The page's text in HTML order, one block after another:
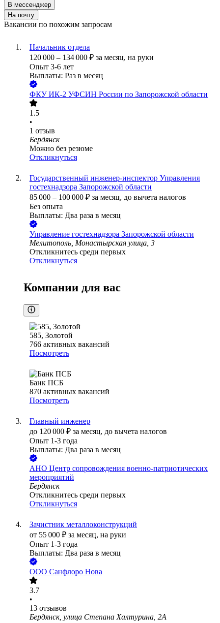
В мессенджер
На почту
Вакансии по похожим запросам
Начальник отдела
120 000 – 134 000 ₽ за месяц, на руки
Опыт 3-6 лет
Выплаты: Раз в месяц
ФКУ ИК-2 УФСИН России по Запорожской области
1.5
•
1 отзыв
Бердянск
Можно без резюме
Откликнуться
Государственный инженер-инспектор Управления
гостехнадзора Запорожской области
85 000 – 100 000 ₽ за месяц, до вычета налогов
Без опыта
Выплаты: Два раза в месяц
Управление гостехнадзора Запорожской области
Мелитополь, Монастырская улица, 3
Откликнитесь среди первых
Откликнуться
Компании для вас
585, Золотой
766 активных вакансий
Посмотреть
Банк ПСБ
870 активных вакансий
Посмотреть
Главный инженер
до 120 000 ₽ за месяц, до вычета налогов
Опыт 1-3 года
Выплаты: Два раза в месяц
АНО Центр сопровождения военно-патриотических
мероприятий
Бердянск
Откликнитесь среди первых
Откликнуться
Зачистник металлоконструкций
от 55 000 ₽ за месяц, на руки
Опыт 1-3 года
Выплаты: Два раза в месяц
ООО Санфлоро Нова
3.7
•
13 отзывов
Бердянск, улица Степана Халтурина, 2А